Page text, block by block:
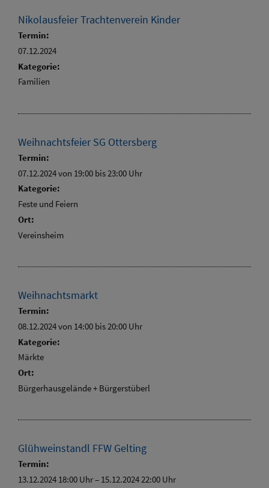
Nikolausfeier Trachtenverein Kinder
Termin:
07.12.2024
Kategorie:
Familien
Weihnachtsfeier SG Ottersberg
Termin:
07.12.2024 von 19:00 bis 23:00 Uhr
Kategorie:
Feste und Feiern
Ort:
Vereinsheim
Weihnachtsmarkt
Termin:
08.12.2024 von 14:00 bis 20:00 Uhr
Kategorie:
Märkte
Ort:
Bürgerhausgelände + Bürgerstüberl
Glühweinstandl FFW Gelting
Termin:
13.12.2024 18:00 Uhr– 15.12.2024 22:00 Uhr